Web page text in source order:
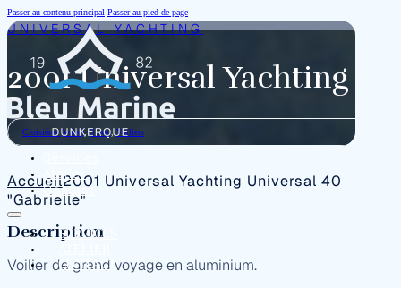
Passer au contenu principal Passer au pied de page
Atelier
Contact
SERVICES
CONTACT
UNIVERSAL YACHTING
2001 Universal Yachting
Croisières (voile),Sloop,Voiliers
Accueil2001 Universal Yachting Universal 40
"Gabrielle"
Description
Voilier de grand voyage en aluminium.